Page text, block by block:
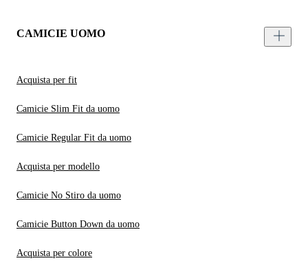
CAMICIE UOMO
Acquista per fit
Camicie Slim Fit da uomo
Camicie Regular Fit da uomo
Acquista per modello
Camicie No Stiro da uomo
Camicie Button Down da uomo
Acquista per colore